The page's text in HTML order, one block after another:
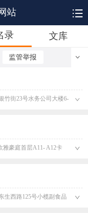
站
录 文库
监管举报
竹街23号水务公司大楼6-
雅豪庭首层A11- A12卡
生西路125号小榄副食品